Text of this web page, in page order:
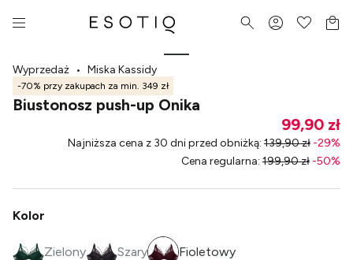
Wyprzedaż • Miska Kassidy
-70% przy zakupach za min. 349 zł
Biustonosz push-up Onika
99,90 zł
Najniższa cena z 30 dni przed obniżką: 139,90 zł -29%
Cena regularna: 199,90 zł -50%
Kolor
Zielony Szary Fioletowy